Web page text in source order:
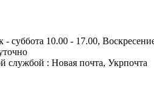
суббота 10.00 - 17.00,
службой : Новая почта, Укрпочта